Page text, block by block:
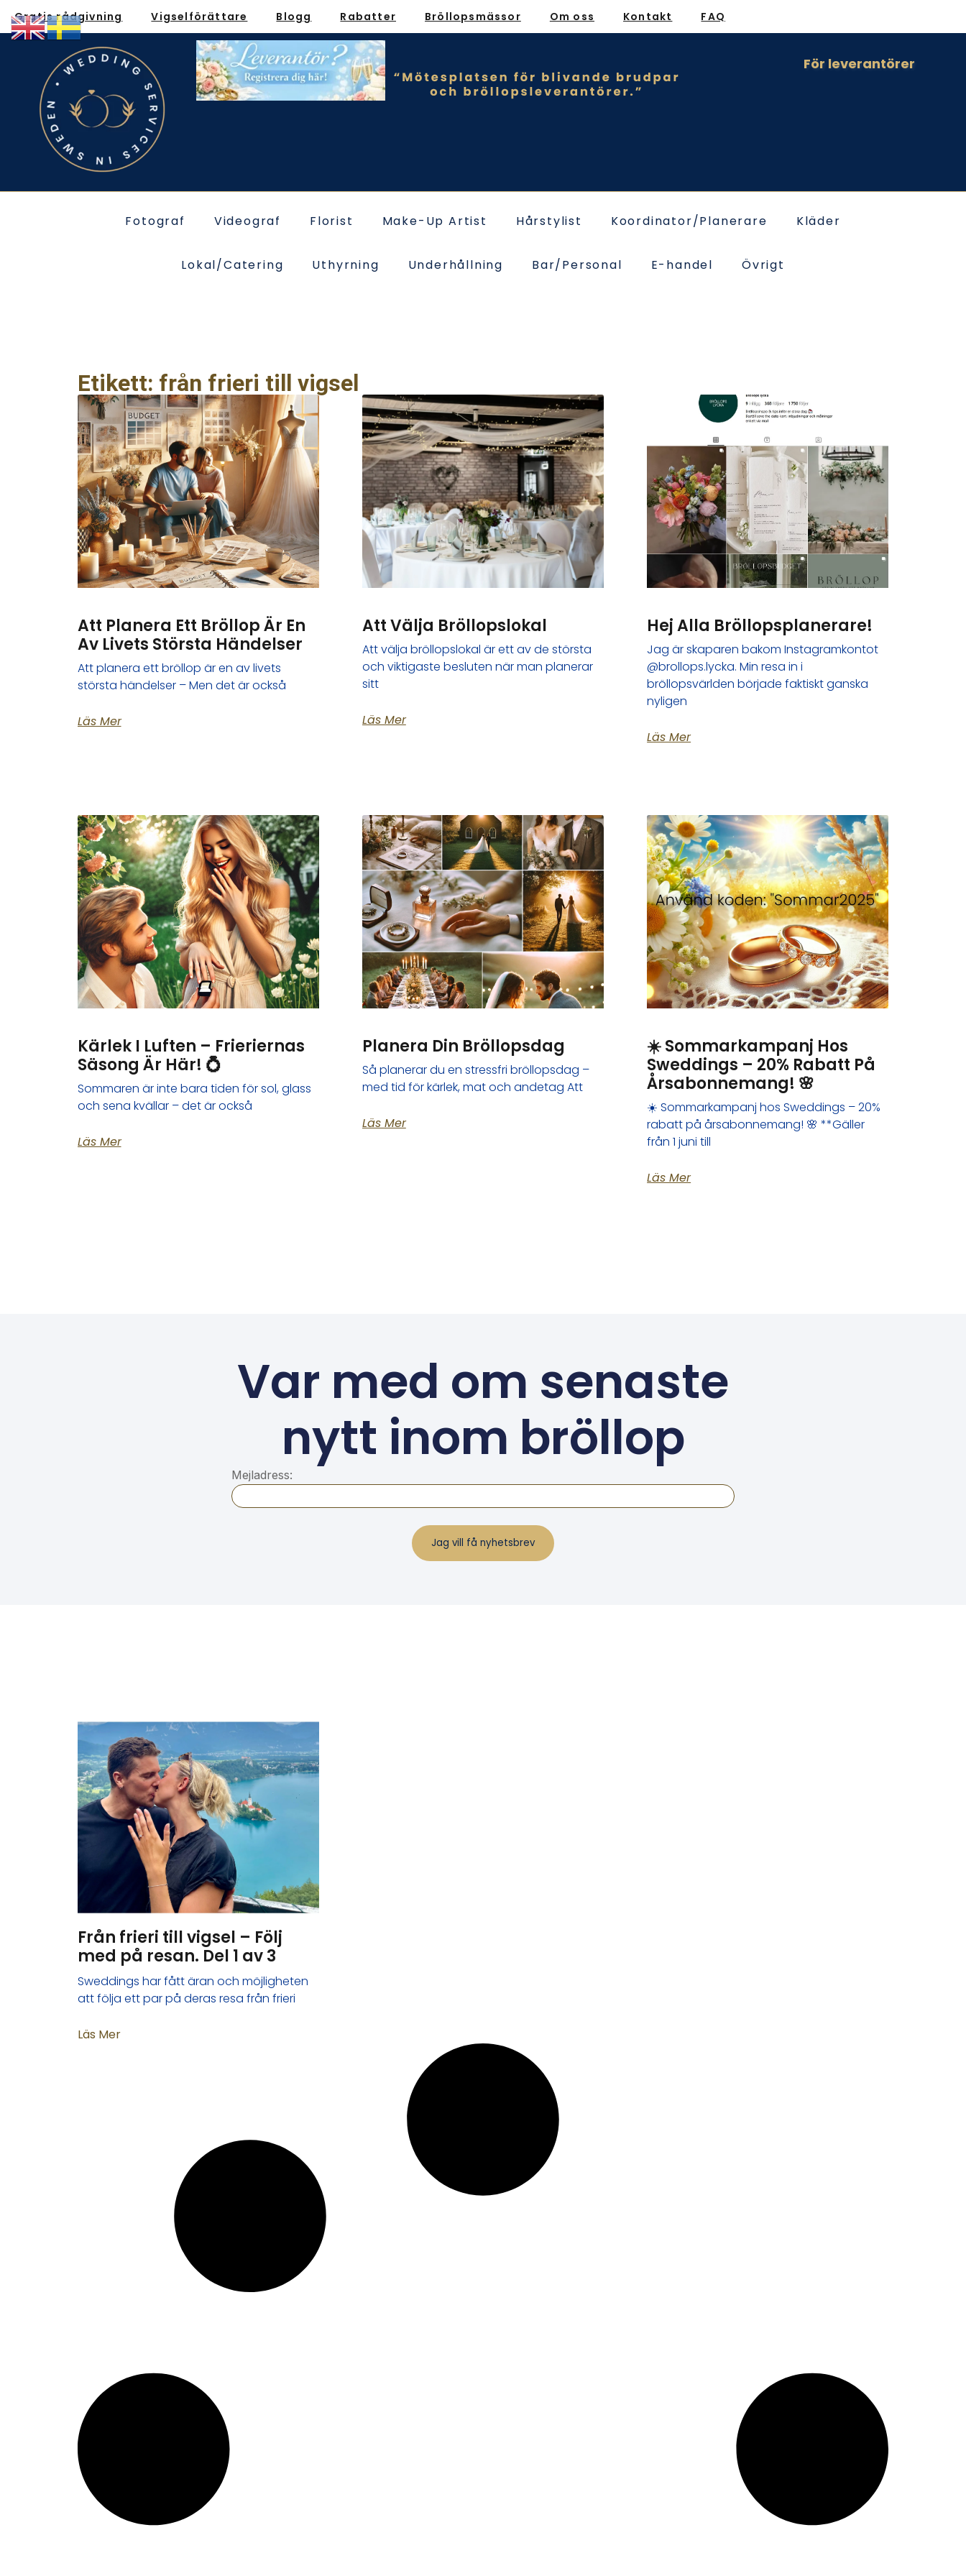
Gratis rådgivning Vigselförättare Blogg Rabatter Bröllopsmässor Om oss Kontakt FAQ
För leverantörer
Fotograf Videograf Florist Make-Up Artist Hårstylist Koordinator/Planerare Kläder
Lokal/Catering Uthyrning Underhållning Bar/Personal E-handel Övrigt
Etikett: från frieri till vigsel
Att Planera Ett Bröllop Är En
Av Livets Största Händelser
Att planera ett bröllop är en av livets
största händelser – Men det är också
Läs Mer
Att Välja Bröllopslokal
Att välja bröllopslokal är ett av de största
och viktigaste besluten när man planerar
sitt
Läs Mer
Hej Alla Bröllopsplanerare!
Jag är skaparen bakom Instagramkontot
@brollops.lycka. Min resa in i
bröllopsvärlden började faktiskt ganska
nyligen
Läs Mer
Kärlek I Luften – Frieriernas
Säsong Är Här! 💍
Sommaren är inte bara tiden för sol, glass
och sena kvällar – det är också
Läs Mer
Planera Din Bröllopsdag
Så planerar du en stressfri bröllopsdag –
med tid för kärlek, mat och andetag Att
Läs Mer
☀️ Sommarkampanj Hos
Sweddings – 20% Rabatt På
Årsabonnemang! 🌸
☀️ Sommarkampanj hos Sweddings – 20%
rabatt på årsabonnemang! 🌸 **Gäller
från 1 juni till
Läs Mer
Var med om senaste
nytt inom bröllop
Mejladress:
Från frieri till vigsel – Följ
med på resan. Del 1 av 3
Sweddings har fått äran och möjligheten
att följa ett par på deras resa från frieri
Läs Mer